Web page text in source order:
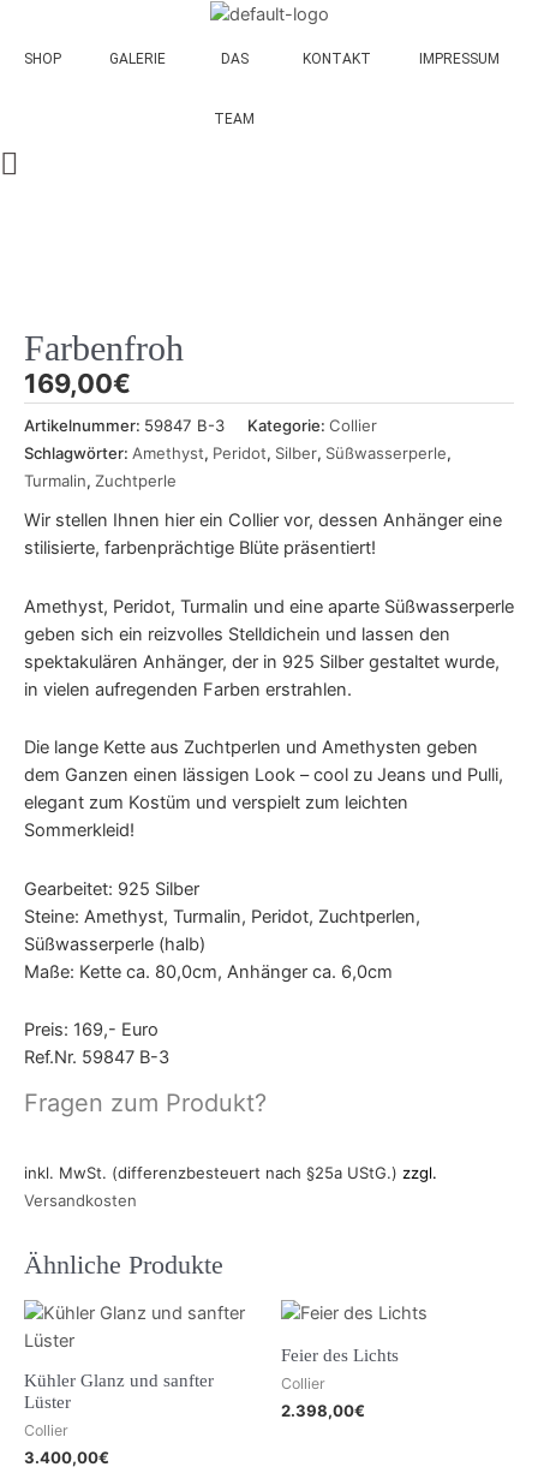
springen
SHOP GALERIE DAS
TEAM
KONTAKT IMPRESSUM
Farbenfroh
169,00€
Artikelnummer: 59847 B-3 Kategorie: Collier
Schlagwörter: Amethyst, Peridot, Silber, Süßwasserperle,
Turmalin, Zuchtperle
Wir stellen Ihnen hier ein Collier vor, dessen Anhänger eine
stilisierte, farbenprächtige Blüte präsentiert!
Amethyst, Peridot, Turmalin und eine aparte Süßwasserperle
geben sich ein reizvolles Stelldichein und lassen den
spektakulären Anhänger, der in 925 Silber gestaltet wurde,
in vielen aufregenden Farben erstrahlen.
Die lange Kette aus Zuchtperlen und Amethysten geben
dem Ganzen einen lässigen Look – cool zu Jeans und Pulli,
elegant zum Kostüm und verspielt zum leichten
Sommerkleid!
Gearbeitet: 925 Silber
Steine: Amethyst, Turmalin, Peridot, Zuchtperlen,
Süßwasserperle (halb)
Maße: Kette ca. 80,0cm, Anhänger ca. 6,0cm
Preis: 169,- Euro
Ref.Nr. 59847 B-3
Fragen zum Produkt?
inkl. MwSt. (differenzbesteuert nach §25a UStG.) zzgl.
Versandkosten
Ähnliche Produkte
Kühler Glanz und sanfter
Lüster
Collier
3.400,00€
Feier des Lichts
Collier
2.398,00€